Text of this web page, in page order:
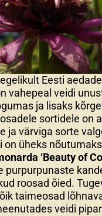
Eesti
vahepeal veidi
ja lisaks
sortidele on
ja värviga sorte
on üheks
‘Beauty of
purpurpunaste
roosad õied.
taimeosad
veidi